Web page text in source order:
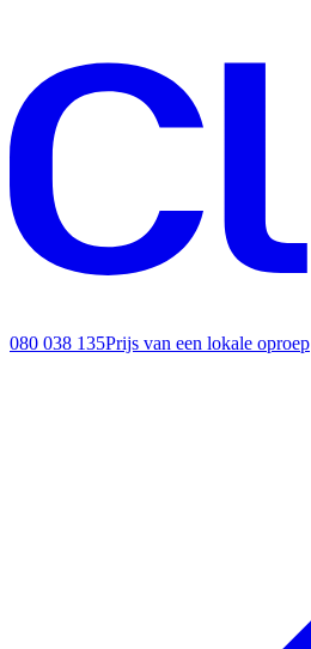
080 038 135Prijs van een lokale oproep